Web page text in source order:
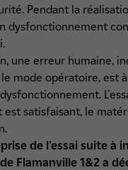
Pendant la
dysfonctionnement
une erreur humaine,
mode opératoire, est à
est satisfaisant, le
de l'essai suite à
Flamanville 1&2 a